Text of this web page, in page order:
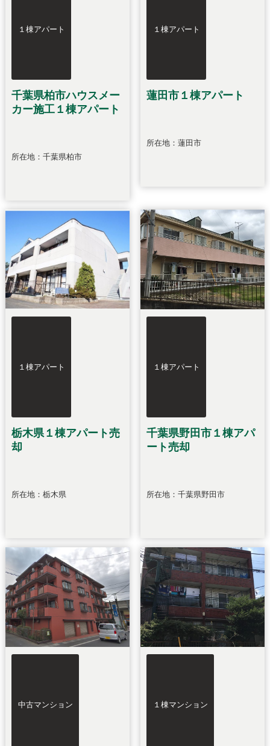
１棟アパート
千葉県柏市ハウスメー
カー施工１棟アパート
所在地：千葉県柏市
１棟アパート
蓮田市１棟アパート
所在地：蓮田市
１棟アパート
栃木県１棟アパート売
却
所在地：栃木県
１棟アパート
千葉県野田市１棟アパ
ート売却
所在地：千葉県野田市
中古マンション １棟マンション